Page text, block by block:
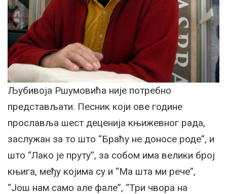
Љубивоја Ршумовића није потребно
представљати. Песник који ове године
прославља шест деценија књижевног рада,
заслужан за то што “Браћу не доносе роде”, и
што “Лако је пруту”, за собом има велики број
књига, међу којима су и “Ма шта ми рече”,
“Још нам само але фале”, “Три чвора на